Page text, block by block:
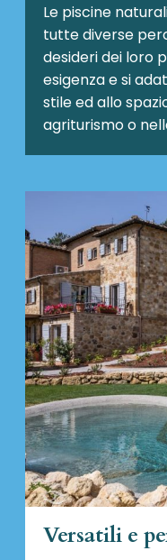
Le piscine
tutte diverse
desideri dei loro
esigenza e si
stile ed allo
agriturismo o
Versatili e